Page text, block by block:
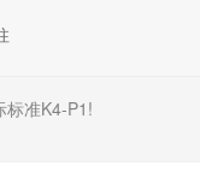
标准K4-P1!